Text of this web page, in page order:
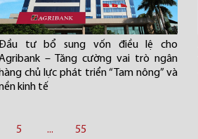
tư bổ sung vốn điều lệ cho
– Tăng cường vai trò ngân
hàng chủ lực phát triển “Tam nông” và
kinh tế
5 ... 55